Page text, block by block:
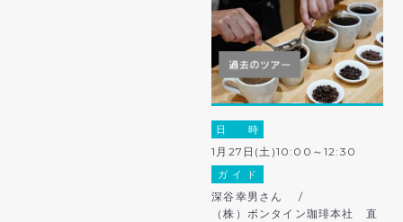
日 時
1月27日(土)10:00～12:30
ガ イ ド
深谷幸男さん /
（株）ボンタイン珈琲本社 直